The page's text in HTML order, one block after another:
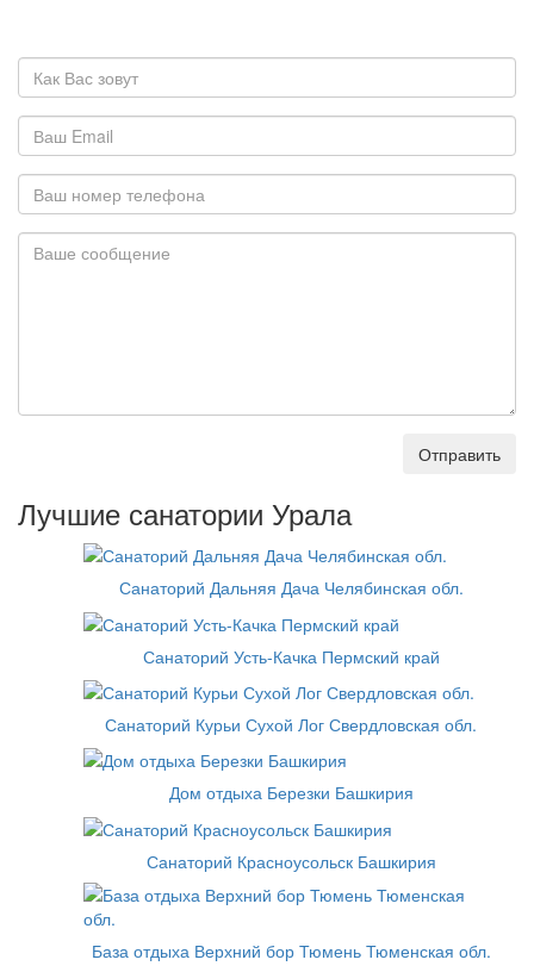
Отправить
Лучшие санатории Урала
Санаторий Дальняя Дача Челябинская обл.
Санаторий Усть-Качка Пермский край
Санаторий Курьи Сухой Лог Свердловская обл.
Дом отдыха Березки Башкирия
Санаторий Красноусольск Башкирия
База отдыха Верхний бор Тюмень Тюменская обл.